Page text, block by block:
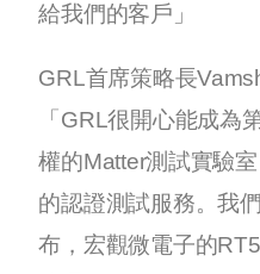
給我們的客戶」
GRL首席策略長
「GRL很開心能成為
權的Matter測試實驗
的認證測試服務。我
布，宏觀微電子的